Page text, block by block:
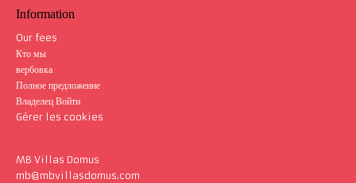
Information
Our fees
Кто мы
вербовка
Полное предложение
Владелец Войти
Gérer les cookies
MB Villas Domus
mb@mbvillasdomus.com